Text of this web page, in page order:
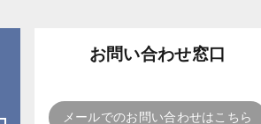
お問い合わせ窓口
メールでのお問い合わせはこちら